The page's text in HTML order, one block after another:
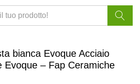
bianca Evoque Acciaio
Evoque – Fap Ceramiche